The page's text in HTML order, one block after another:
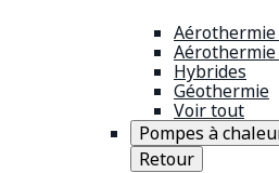
Hybrides
Géothermie
Voir tout
Pompes à
Retour